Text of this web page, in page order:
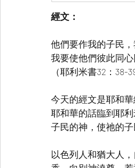
經文：
他們要作我的子民，
我要使他們彼此同
（耶利米書32：38-39
今天的經文是耶和
耶和華的話臨到耶
子民的神，使祂的
以色列人和猶大人